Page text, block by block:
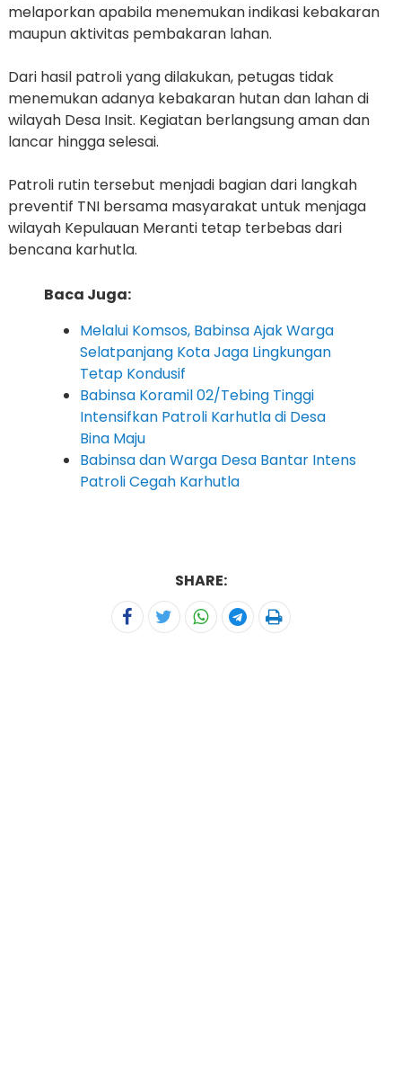
melaporkan apabila menemukan indikasi kebakaran
maupun aktivitas pembakaran lahan.
Dari hasil patroli yang dilakukan, petugas tidak
menemukan adanya kebakaran hutan dan lahan di
wilayah Desa Insit. Kegiatan berlangsung aman dan
lancar hingga selesai.
Patroli rutin tersebut menjadi bagian dari langkah
preventif TNI bersama masyarakat untuk menjaga
wilayah Kepulauan Meranti tetap terbebas dari
bencana karhutla.
Baca Juga:
Melalui Komsos, Babinsa Ajak Warga
Selatpanjang Kota Jaga Lingkungan
Tetap Kondusif
Babinsa Koramil 02/Tebing Tinggi
Intensifkan Patroli Karhutla di Desa
Bina Maju
Babinsa dan Warga Desa Bantar Intens
Patroli Cegah Karhutla
SHARE: